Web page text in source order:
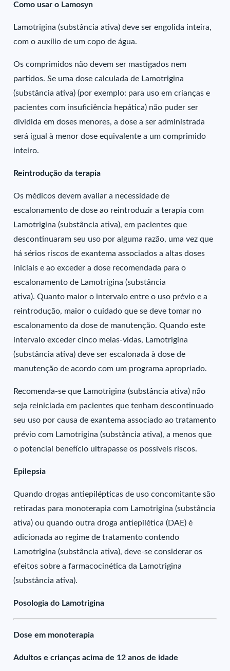
Como usar o Lamosyn
Lamotrigina (substância ativa) deve ser engolida inteira,
com o auxílio de um copo de água.
Os comprimidos não devem ser mastigados nem
partidos. Se uma dose calculada de Lamotrigina
(substância ativa) (por exemplo: para uso em crianças e
pacientes com insuficiência hepática) não puder ser
dividida em doses menores, a dose a ser administrada
será igual à menor dose equivalente a um comprimido
inteiro.
Reintrodução da terapia
Os médicos devem avaliar a necessidade de
escalonamento de dose ao reintroduzir a terapia com
Lamotrigina (substância ativa), em pacientes que
descontinuaram seu uso por alguma razão, uma vez que
há sérios riscos de exantema associados a altas doses
iniciais e ao exceder a dose recomendada para o
escalonamento de Lamotrigina (substância
ativa). Quanto maior o intervalo entre o uso prévio e a
reintrodução, maior o cuidado que se deve tomar no
escalonamento da dose de manutenção. Quando este
intervalo exceder cinco meias-vidas, Lamotrigina
(substância ativa) deve ser escalonada à dose de
manutenção de acordo com um programa apropriado.
Recomenda-se que Lamotrigina (substância ativa) não
seja reiniciada em pacientes que tenham descontinuado
seu uso por causa de exantema associado ao tratamento
prévio com Lamotrigina (substância ativa), a menos que
o potencial benefício ultrapasse os possíveis riscos.
Epilepsia
Quando drogas antiepilépticas de uso concomitante são
retiradas para monoterapia com Lamotrigina (substância
ativa) ou quando outra droga antiepilética (DAE) é
adicionada ao regime de tratamento contendo
Lamotrigina (substância ativa), deve-se considerar os
efeitos sobre a farmacocinética da Lamotrigina
(substância ativa).
Posologia do Lamotrigina
Dose em monoterapia
Adultos e crianças acima de 12 anos de idade